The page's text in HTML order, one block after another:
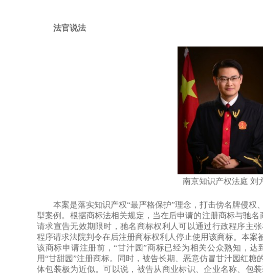
法官说法
南京知识产权法庭 刘
本案是落实知识产权“最严格保护”理念，打击傍名牌侵权
型案例。根据商标法相关规定，当在后申请的注册商标与驰
请求宣告无效期限时，驰名商标权利人可以通过行政程序主
程序请求法院判令在后注册商标权利人停止使用该商标。本案
该商标申请注册前，“甘汁园”商标已经为相关公众熟知，
用“甘甜园”注册商标。同时，被告长期、恶意仿冒甘汁园红
体包装极为近似。可以说，被告从商业标识、企业名称、包